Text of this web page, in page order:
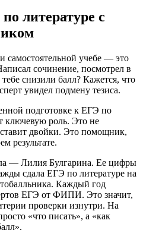
литературе с
самостоятельной учебе — это
сочинение, посмотрел в
снизили балл? Кажется, что
увидел подмену тезиса.
подготовке к ЕГЭ по
ключевую роль. Это не
двойки. Это помощник,
результате.
— Лилия Булгарина. Ее цифры
сдала ЕГЭ по литературе на
Каждый год
ЕГЭ от ФИПИ. Это значит,
проверки изнутри. На
«что писать», а «как